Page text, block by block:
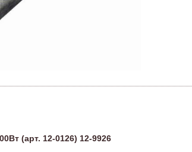
(арт. 12-0126) 12-9926